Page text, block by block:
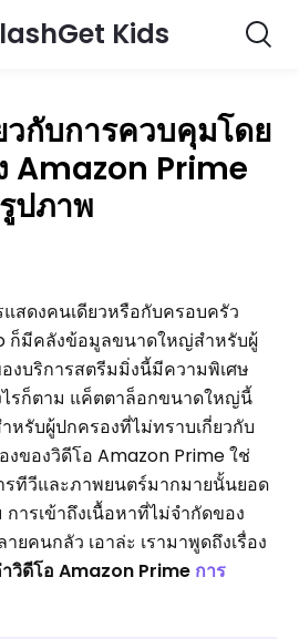
Kids
วกับการควบคุมโดย
Amazon Prime
ปภาพ
สดงคนเดียวหรือกับครอบครัว
ก็มีคลังข้อมูลขนาดใหญ่สำหรับผู้
บริการสตรีมมิ่งนี้มีความพิเศษ
ไรก็ตาม แค็ตตาล็อกขนาดใหญ่นี้
หรับผู้ปกครองที่ไม่ทราบเกี่ยวกับ
ของวิดีโอ Amazon Prime ใช่
รทีวีและภาพยนตร์มากมายนั้นยอด
การเข้าถึงเนื้อหาที่ไม่จำกัดของ
ยคนกลัว เอาล่ะ เรามาพูดถึงเรื่อง
วิดีโอ Amazon Prime การ